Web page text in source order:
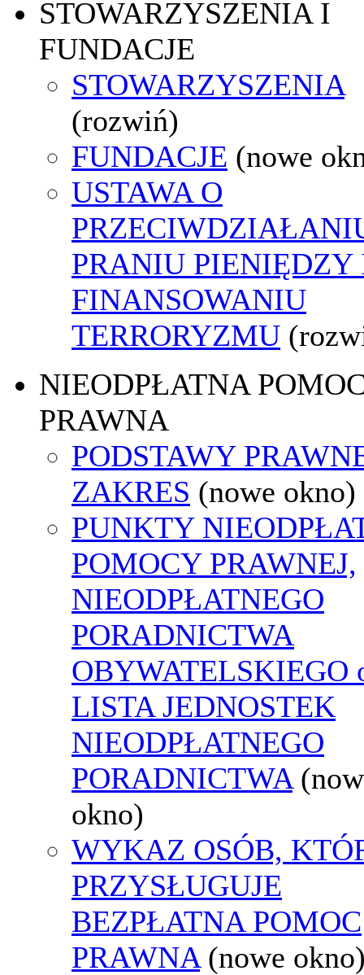
STOWARZYSZENIA I
FUNDACJE
STOWARZYSZENIA
(rozwiń)
FUNDACJE (nowe
USTAWA O
PRANIU PIENIĘDZY
FINANSOWANIU
TERRORYZMU
NIEODPŁATNA
PRAWNA
PODSTAWY
ZAKRES (nowe okno)
PUNKTY
POMOCY PRAWNEJ,
NIEODPŁATNEGO
PORADNICTWA
OBYWATELSKIEGO
LISTA JEDNOSTEK
NIEODPŁATNEGO
PORADNICTWA
okno)
WYKAZ OSÓB,
PRZYSŁUGUJE
BEZPŁATNA POMOC
PRAWNA (nowe